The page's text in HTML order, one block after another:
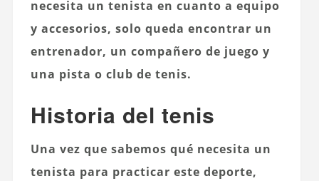
necesita un tenista en cuanto a equipo
y accesorios, solo queda encontrar un
entrenador, un compañero de juego y
una pista o club de tenis.
Historia del tenis
Una vez que sabemos qué necesita un
tenista para practicar este deporte,